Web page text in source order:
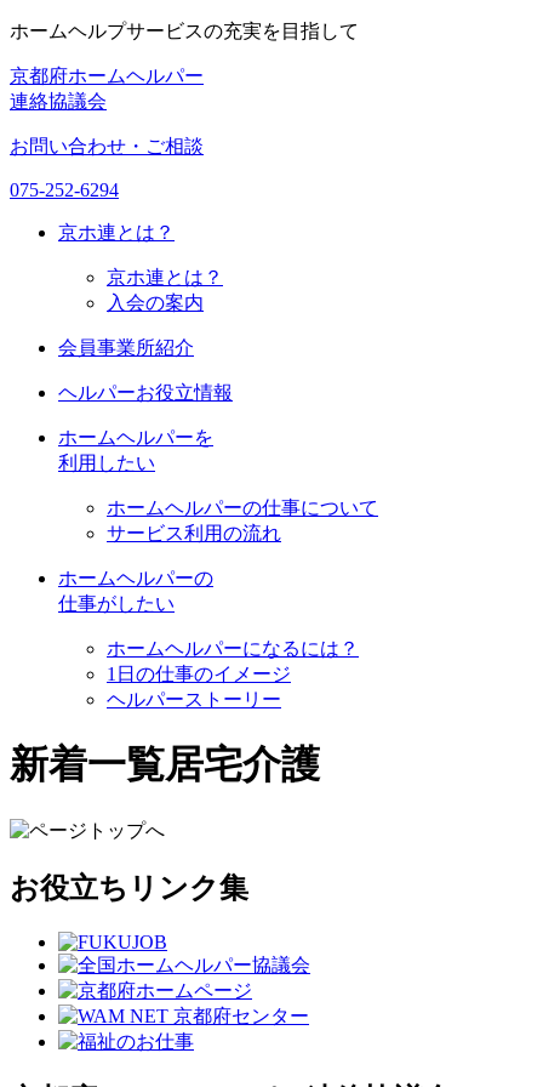
ホームヘルプサービスの充実を目指して
京都府ホームヘルパー
連絡協議会
お問い合わせ・ご相談
075-252-6294
京ホ連とは？
京ホ連とは？
入会の案内
会員事業所紹介
ヘルパーお役立情報
ホームヘルパーを
利用したい
ホームヘルパーの仕事について
サービス利用の流れ
ホームヘルパーの
仕事がしたい
ホームヘルパーになるには？
1日の仕事のイメージ
ヘルパーストーリー
新着一覧居宅介護
お役立ちリンク集